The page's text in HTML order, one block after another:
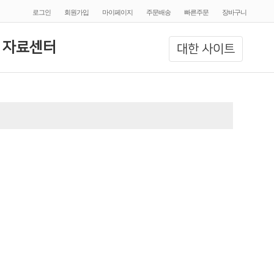
로그인 회원가입 마이페이지 주문배송 빠른주문 장바구니
대한 사이트
료센터